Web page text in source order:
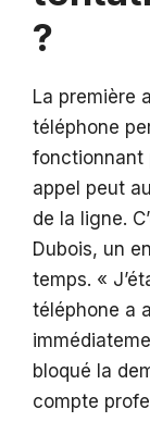
?
La première
téléphone
fonctionnant
appel peut
de la ligne.
Dubois, un
temps. «
téléphone a
bloqué la
compte